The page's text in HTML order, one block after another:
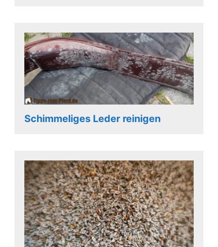
Schimmeliges Leder reinigen